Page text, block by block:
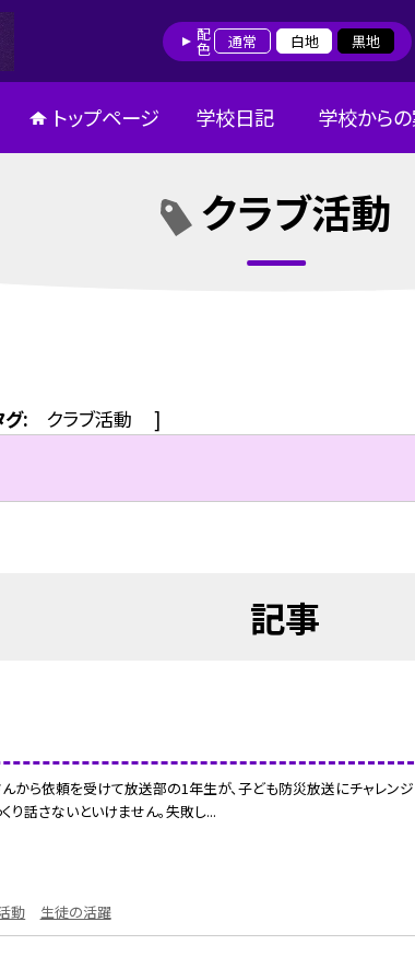
配色 通常 白地 黒地
トップページ 学校日記 学校から
クラブ活動
グ: クラブ活動 ]
記事
から依頼を受けて放送部の1年生が、子ども防災放送にチャレン
り話さないといけません。失敗し...
動 生徒の活躍